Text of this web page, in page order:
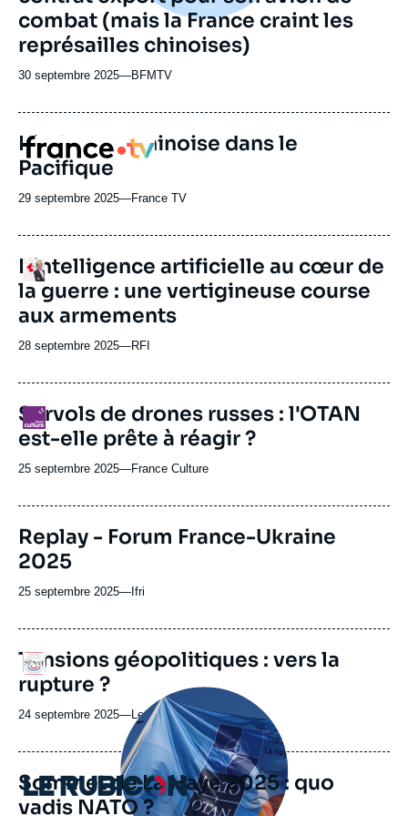
combat (mais la France craint les
représailles chinoises)
30 septembre 2025—Nom
journal,
ou
BFMTV
Logo
L'influence chinoise dans le
Pacifique
29 septembre 2025—Nom
journal,
ou
émission
France TV
Logo
L’intelligence artificielle au cœur de
la guerre : une vertigineuse course
aux armements
28 septembre 2025—Nom
journal,
ou
émission
RFI
Logo
Survols de drones russes : l'OTAN
est-elle prête à réagir ?
25 septembre 2025—Nom
journal,
ou
France Culture
Replay - Forum France-Ukraine
2025
25 septembre 2025— Nom
journal,
ou
Ifri
Logo
Tensions géopolitiques : vers la
rupture ?
24 septembre 2025—Nom
du
journal,
revue
ou
émission
Le Sénat
Logo
principale
médiatique
Sommet de La Haye 2025 : quo
vadis NATO ?